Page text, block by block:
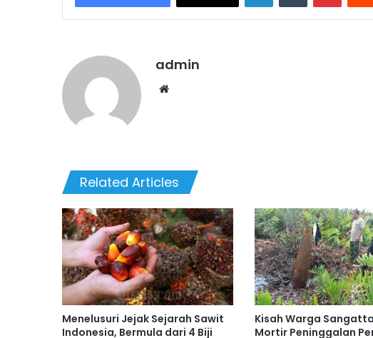
admin
Related Articles
Menelusuri Jejak Sejarah Sawit
Indonesia, Bermula dari 4 Biji
Kisah Warga
Mortir Peninggalan